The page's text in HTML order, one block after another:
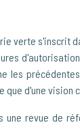
verte s'inscrit
les
d'une vision
revue de